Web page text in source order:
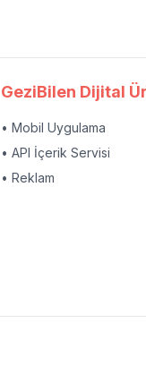
GeziBilen Dijital
• Mobil Uygulama
• API İçerik Servisi
• Reklam